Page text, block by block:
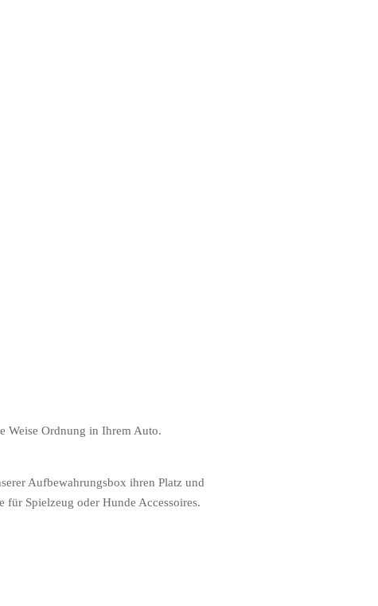
Weise Ordnung in Ihrem Auto.
Aufbewahrungsbox ihren Platz und
Spielzeug oder Hunde Accessoires.